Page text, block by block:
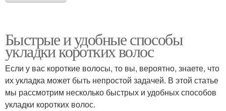
Быстрые и удобные способы
укладки коротких волос
Если у вас короткие волосы, то вы, вероятно, знаете, что
их укладка может быть непростой задачей. В этой статье
мы рассмотрим несколько быстрых и удобных способов
укладки коротких волос.